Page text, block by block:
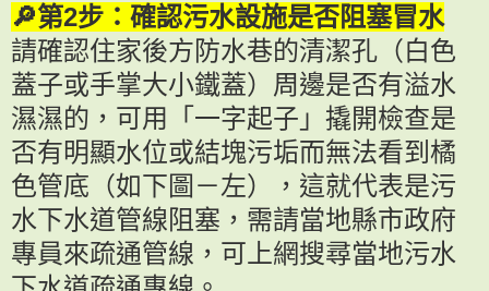
🔎第2步：確認污水設施是否阻塞冒水
請確認住家後方防水巷的清潔孔（白色
蓋子或手掌大小鐵蓋）周邊是否有溢水
濕濕的，可用「一字起子」撬開檢查是
否有明顯水位或結塊污垢而無法看到橘
色管底（如下圖－左），這就代表是污
水下水道管線阻塞，需請當地縣市政府
專員來疏通管線，可上網搜尋當地污水